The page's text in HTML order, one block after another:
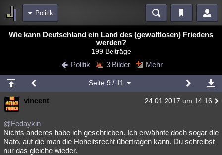
Politik
Bereiche
Blogs
Neuigkeiten
meine Rubriken
Menschen Wissenschaft Politik Mystery Kriminalfälle
Spiritualität
Natur Umfragen Unterhaltung
weitere Rubriken
Wie kann Deutschland ein Land des (gewaltlosen) Friedens
werden?
199 Beiträge
Politik 3 Bilder Mehr
Seite9 / 11
vincent 24.01.2017 um 14:16
@Fedaykin
Nichts anderes habe ich geschrieben. Ich erwähnte doch sogar die
Nato, auf die man die Hoheitsrecht übertragen kann. Du schreibst
nur das gleiche wieder.